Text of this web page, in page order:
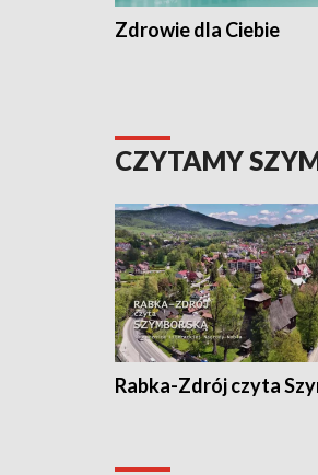
Zdrowie dla Ciebie
CZYTAMY
Rabka-Zdrój czyta